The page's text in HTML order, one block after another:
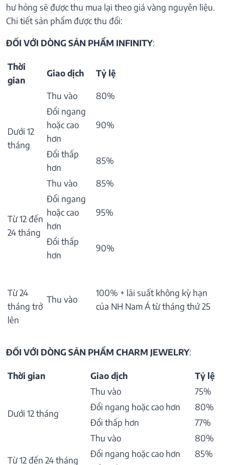
hư hỏng sẽ được thu mua lại theo giá vàng nguyên liệu.
Chi tiết sản phẩm được thu đổi:
ĐỐI VỚI DÒNG SẢN PHẨM INFINITY:
Thời
gian
Giao dịch Tỷ lệ
Dưới 12
tháng
Thu vào
80%
Đổi ngang
hoặc cao
hơn
90%
Đổi thấp
hơn
85%
Từ 12 đến
24 tháng
Thu vào
85%
Đổi ngang
hoặc cao
hơn
95%
Đổi thấp
hơn
90%
Từ 24
tháng trở
lên
Thu vào
100% + lãi suất không kỳ hạn
của NH Nam Á từ tháng thứ 25
ĐỐI VỚI DÒNG SẢN PHẨM CHARM JEWELRY:
Thời gian Giao dịch Tỷ lệ
Dưới 12 tháng
Thu vào
75%
Đổi ngang hoặc cao hơn
80%
Đổi thấp hơn
77%
Từ 12 đến 24 tháng
Thu vào
80%
Đổi ngang hoặc cao hơn
85%